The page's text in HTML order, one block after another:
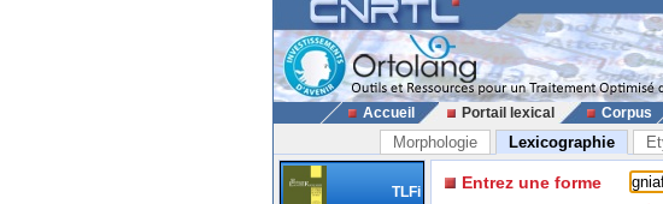
Accueil Portail lexical Corpus
Morphologie Lexicographie
TLFi Entrez une forme